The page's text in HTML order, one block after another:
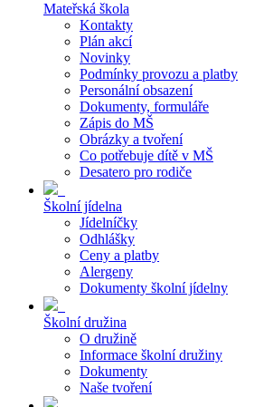
Mateřská škola
Kontakty
Plán akcí
Novinky
Podmínky provozu a platby
Personální obsazení
Dokumenty, formuláře
Zápis do MŠ
Obrázky a tvoření
Co potřebuje dítě v MŠ
Desatero pro rodiče
Školní jídelna
Jídelníčky
Odhlášky
Ceny a platby
Alergeny
Dokumenty školní jídelny
Školní družina
O družině
Informace školní družiny
Dokumenty
Naše tvoření